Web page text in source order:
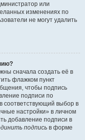
или
изменениях по
не могут удалить
сначала создать её в
флажком пункт
чтобы подпись
подписи по
соответствующий выбор в
настройки» в личном
добавление подписи в
подпись в форме